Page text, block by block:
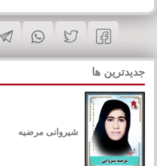
جدیدترین ها
شیروانی مرضیه